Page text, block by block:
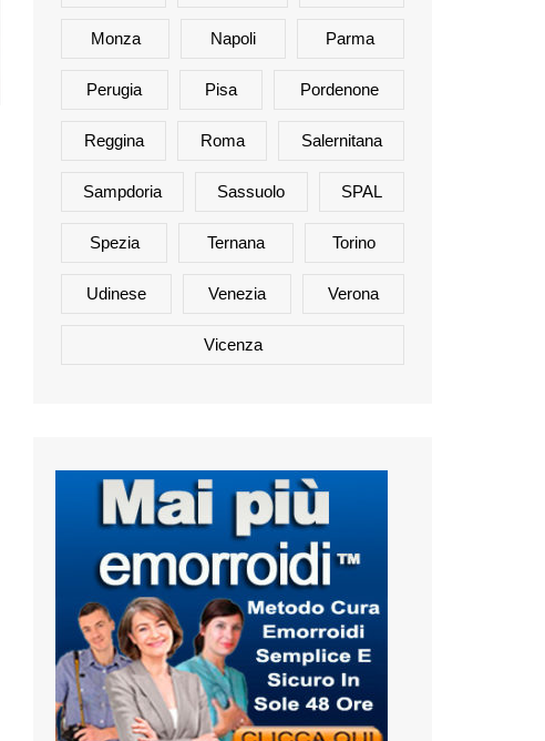
Monza Napoli Parma
Perugia Pisa Pordenone
Reggina Roma Salernitana
Sampdoria Sassuolo SPAL
Spezia Ternana Torino
Udinese Venezia Verona
Vicenza